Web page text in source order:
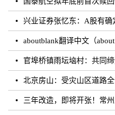
兴业证券张忆东：A股有确定
aboutblank翻译中文（about
官埠桥镇雨坛垴村：共同
北京房山：受灾山区道路
三年改造，即将开张！常州工